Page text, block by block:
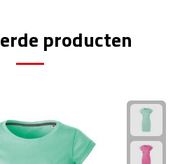
producten